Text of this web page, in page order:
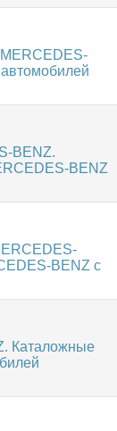
BENZ.
BENZ
BENZ с
Каталожные